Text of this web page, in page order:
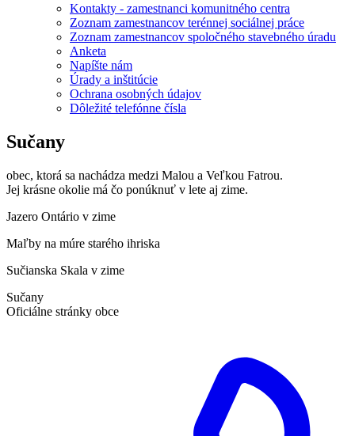
Kontakty - zamestnanci komunitného centra
Zoznam zamestnancov terénnej sociálnej práce
Zoznam zamestnancov spoločného stavebného úradu
Anketa
Napíšte nám
Úrady a inštitúcie
Ochrana osobných údajov
Dôležité telefónne čísla
Sučany
obec, ktorá sa nachádza medzi Malou a Veľkou Fatrou.
Jej krásne okolie má čo ponúknuť v lete aj zime.
Jazero Ontário v zime
Maľby na múre starého ihriska
Sučianska Skala v zime
Sučany
Oficiálne stránky obce